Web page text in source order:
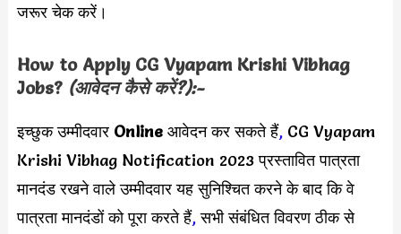
जरूर चेक करें।
How to Apply CG Vyapam Krishi Vibhag
Jobs?(आवेदन कैसे करें?):-
इच्छुक उम्मीदवार Online आवेदन कर सकते हैं,CG Vyapam
Krishi Vibhag Notification 2023 प्रस्तावित पात्रता
मानदंड रखने वाले उम्मीदवार यह सुनिश्चित करने के बाद कि वे
पात्रता मानदंडों को पूरा करते हैं,सभी संबंधित विवरण ठीक से